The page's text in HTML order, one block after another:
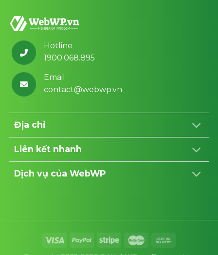
Hotline
1900.068.895
Email
contact@webwp.vn
Địa chỉ
Liên kết nhanh
Dịch vụ của WebWP